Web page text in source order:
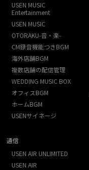
USEN MUSIC
Entertainment
USEN MUSIC
OTORAKU-音・楽-
CM録音機能つきBGM
海外店舗BGM
複数店舗の配信管理
WEDDING MUSIC BOX
オフィスBGM
ホームBGM
USENサイネージ
通信
USEN AIR UNLIMITED
USEN AIR